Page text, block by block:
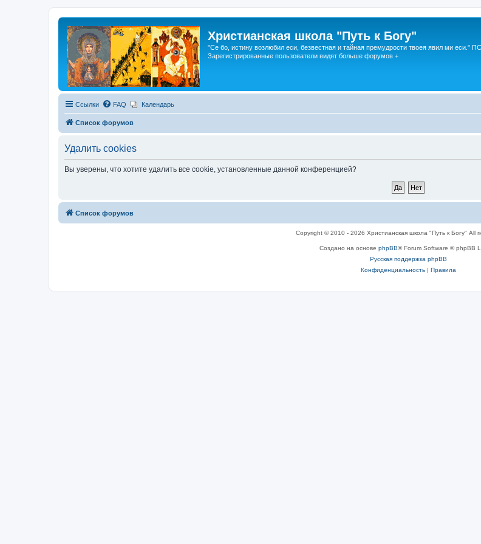
Христианская школа "Путь к Богу"
"Се бо, истину возлюбил еси, безвестная и тайная премудрости твоея явил ми еси."
Зарегистрированные пользователи видят больше форумов +
Ссылки FAQ Календарь
Список форумов
Удалить cookies
Вы уверены, что хотите удалить все cookie, установленные данной конференцией?
Список форумов
Copyright © 2010 - 2026 Христианская школа "Путь к Богу" All
Создано на основе phpBB® Forum Software © phpBB
Русская поддержка phpBB
Конфиденциальность| Правила